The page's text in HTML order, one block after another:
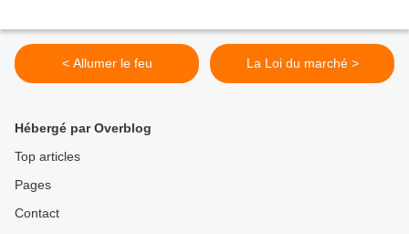
< Allumer le feu La Loi du marché >
Hébergé par Overblog
Top articles
Pages
Contact